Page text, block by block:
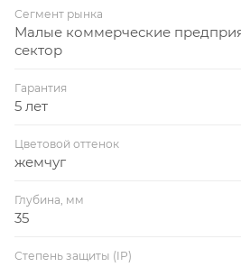
Сегмент рынка
Малые коммерческие
сектор
Гарантия
5 лет
Цветовой оттенок
жемчуг
Глубина, мм
35
Степень защиты (IP)